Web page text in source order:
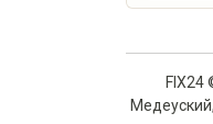
FIX24